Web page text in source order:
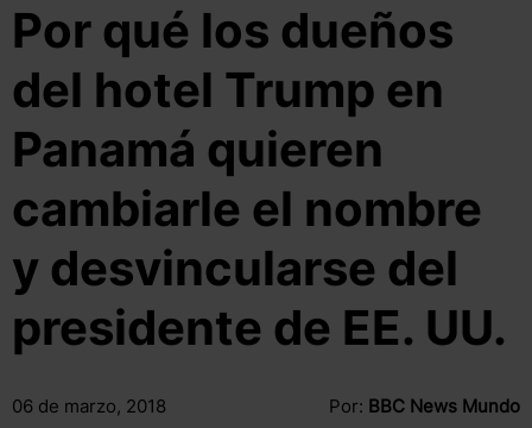
Por qué los dueños
del hotel Trump en
Panamá quieren
cambiarle el nombre
y desvincularse del
presidente de EE. UU.
06 de marzo, 2018 Por: BBC News Mundo